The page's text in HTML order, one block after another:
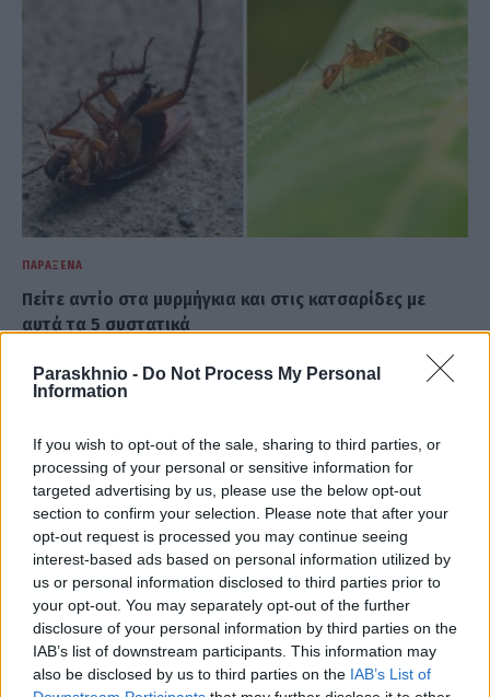
Paraskhnio - Do Not Process My Personal
Information
If you wish to opt-out of the sale, sharing to third parties, or
processing of your personal or sensitive information for
targeted advertising by us, please use the below opt-out
section to confirm your selection. Please note that after your
opt-out request is processed you may continue seeing
interest-based ads based on personal information utilized by
us or personal information disclosed to third parties prior to
your opt-out. You may separately opt-out of the further
disclosure of your personal information by third parties on the
IAB’s list of downstream participants. This information may
also be disclosed by us to third parties on the IAB’s List of
ΠΑΡΆΞΕΝΑ
Πείτε αντίο στα μυρμήγκια και στις κατσαρίδες με
αυτά τα 5 συστατικά
ΠΑΡΆΞΕΝΑ